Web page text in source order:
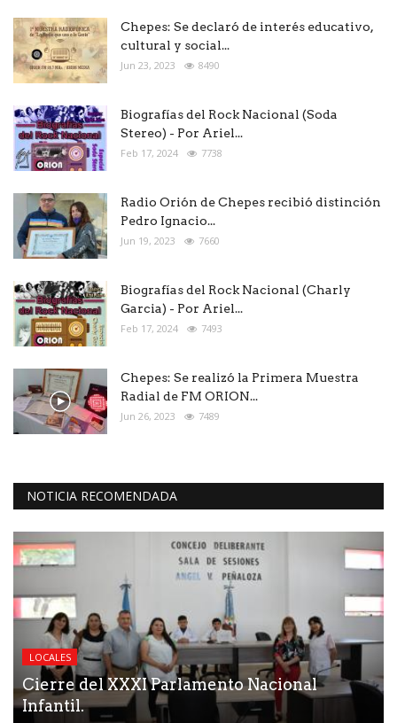
Chepes: Se declaró de interés educativo,
cultural y social...
Jun 23, 2023 8490
Biografías del Rock Nacional (Soda
Stereo) - Por Ariel...
Feb 17, 2024 7738
Radio Orión de Chepes recibió distinción
Pedro Ignacio...
Jun 19, 2023 7660
Biografías del Rock Nacional (Charly
Garcia) - Por Ariel...
Feb 17, 2024 7493
Chepes: Se realizó la Primera Muestra
Radial de FM ORION...
Jun 26, 2023 7489
NOTICIA RECOMENDADA
LOCALES
Cierre del XXXI Parlamento Nacional
Infantil.